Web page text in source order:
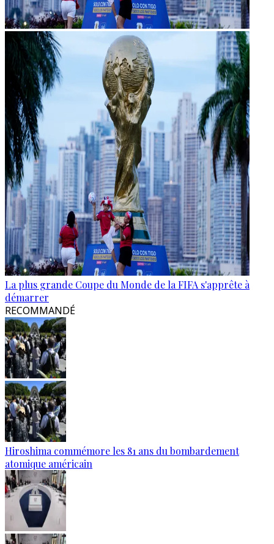
La plus grande Coupe du Monde de la FIFA s'apprête à
démarrer
RECOMMANDÉ
Hiroshima commémore les 81 ans du bombardement
atomique américain